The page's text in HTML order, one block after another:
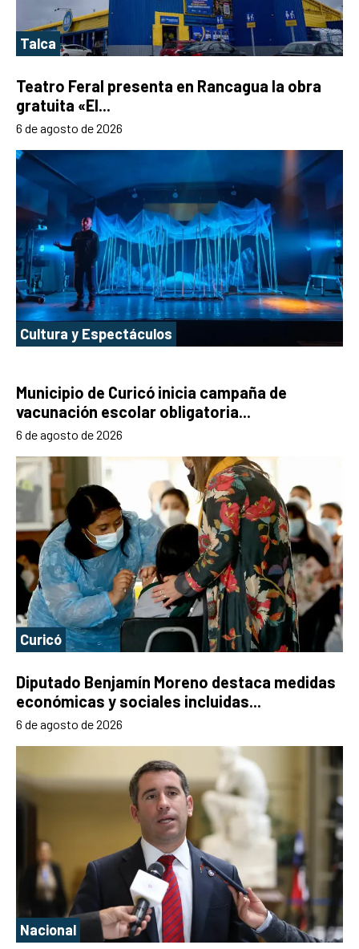
Talca
Teatro Feral presenta en Rancagua la obra
gratuita «El...
6 de agosto de 2026
Cultura y Espectáculos
Municipio de Curicó inicia campaña de
vacunación escolar obligatoria...
6 de agosto de 2026
Curicó
Diputado Benjamín Moreno destaca medidas
económicas y sociales incluidas...
6 de agosto de 2026
Nacional